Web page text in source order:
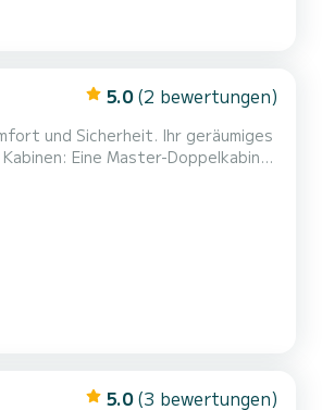
5.0 (2 bewertungen)
5.0 (3 bewertungen)